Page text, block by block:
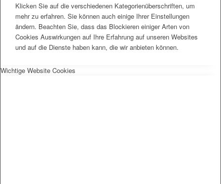
Erziehungsbeistand
Klicken Sie auf die verschiedenen Kategorienüberschriften, um
mehr zu erfahren. Sie können auch einige Ihrer Einstellungen
ändern. Beachten Sie, dass das Blockieren einiger Arten von
Cookies Auswirkungen auf Ihre Erfahrung auf unseren Websites
und auf die Dienste haben kann, die wir anbieten können.
Wichtige Website Cookies